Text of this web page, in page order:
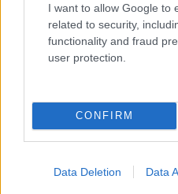
I want to allow Google to
related to security,
functionality and fraud
user protection.
CONFIRM
Data Deletion Data